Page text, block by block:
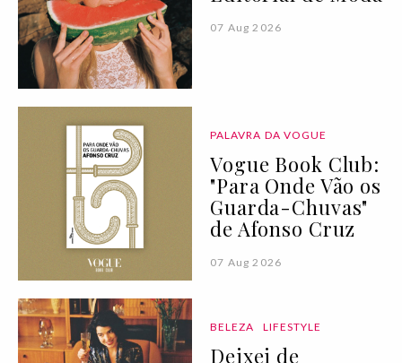
07 Aug 2026
PALAVRA DA VOGUE
Vogue Book Club:
"Para Onde Vão os
Guarda-Chuvas"
de Afonso Cruz
07 Aug 2026
BELEZA LIFESTYLE
Deixei de